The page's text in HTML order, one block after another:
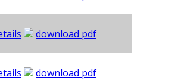
download pdf
download pdf